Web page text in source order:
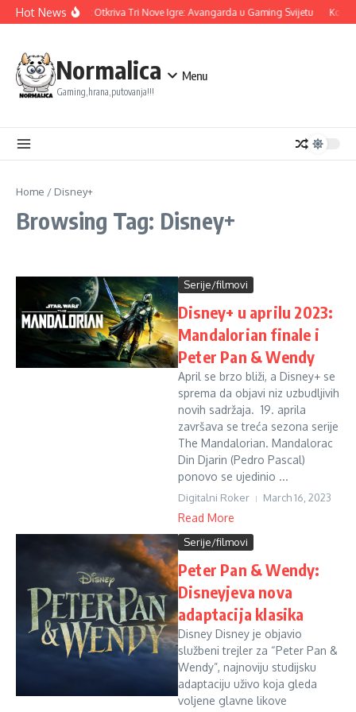
Skip to content
Hot NewsUbisoft Otkriva Tri Nove Igre: Avangarda u Gaming Svijetu
Normalica
Gaming,hrana,putovanja!!!
Menu
Home / Disney+
Browsing Tag: Disney+
Serije/filmovi
Disney+ u aprilu 2023:
Mandalorian finale i
Peter Pan & Wendy
April se brzo bliži, a Disney+ se
sprema da objavi niz uzbudljivih
novih sadržaja. 19. aprila
završava se treća sezona serije
The Mandalorian. Mandalorac
Din Djarin (Pedro Pascal)
ponovo se ujedinio ...
Digitalni Roker March 16, 2023
Read More
Serije/filmovi
Peter Pan & Wendy:
Disneyjeva nova
adaptacija klasika
Disney Disney je objavio
službeni trejler za “Peter Pan &
Wendy”, najnoviju studijsku
adaptaciju uživo koja gleda
voljene glavne likove